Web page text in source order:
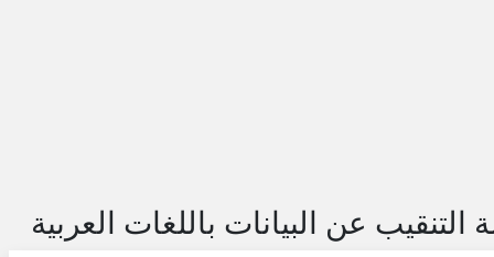
التنقيب عن البيانات باللغات العربية